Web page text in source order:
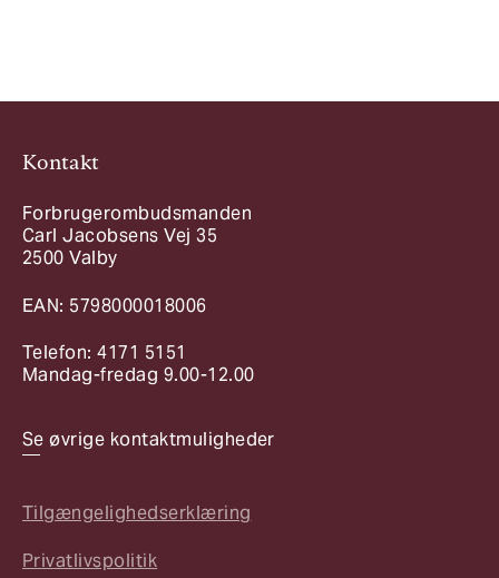
Kontakt
Forbrugerombudsmanden
Carl Jacobsens Vej 35
2500 Valby
EAN: 5798000018006
Telefon: 4171 5151
Mandag-fredag 9.00-12.00
Se øvrige kontaktmuligheder
Tilgængelighedserklæring
Privatlivspolitik